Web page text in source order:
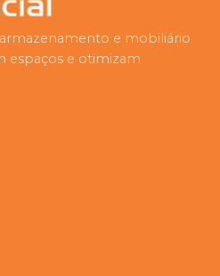
e mobiliário
espaços e otimizam